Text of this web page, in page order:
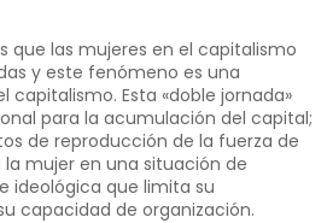
que las mujeres en el capitalismo
y este fenómeno es una
Esta «doble jornada»
para la acumu­lación del capital;
de reproducción de la fuerza de
mujer en una situación de
ideológica que limita su
capacidad de organización.